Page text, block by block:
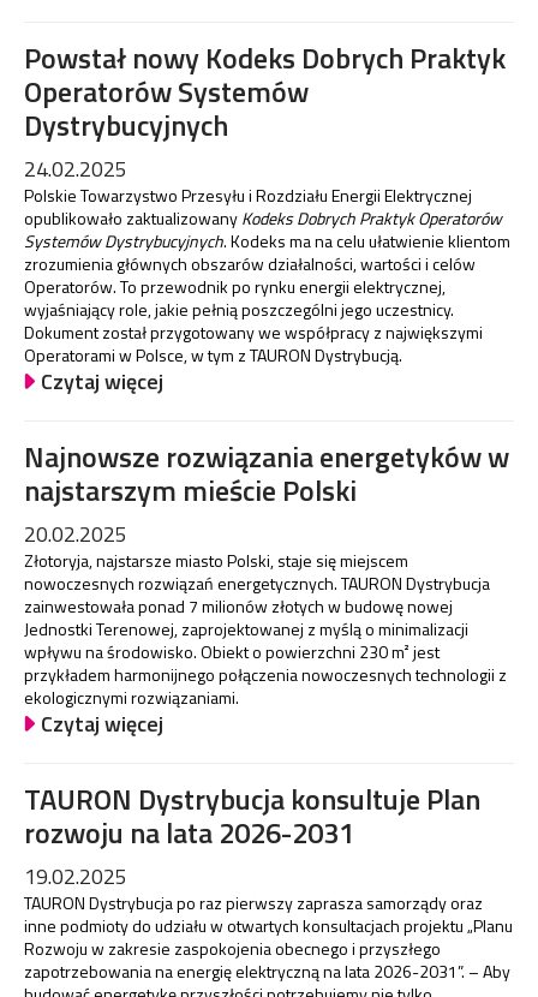
Powstał nowy Kodeks Dobrych Praktyk
Operatorów Systemów
Dystrybucyjnych
24.02.2025
Polskie Towarzystwo Przesyłu i Rozdziału Energii Elektrycznej
opublikowało zaktualizowanyKodeks Dobrych Praktyk Operatorów
Systemów Dystrybucyjnych. Kodeks ma na celu ułatwienie klientom
zrozumienia głównych obszarów działalności, wartości i celów
Operatorów. To przewodnik po rynku energii elektrycznej,
wyjaśniający role, jakie pełnią poszczególni jego uczestnicy.
Dokument został przygotowany we współpracy z największymi
Operatorami w Polsce, w tym z TAURON Dystrybucją.
Czytaj więcej
Najnowsze rozwiązania energetyków w
najstarszym mieście Polski
20.02.2025
Złotoryja, najstarsze miasto Polski, staje się miejscem
nowoczesnych rozwiązań energetycznych. TAURON Dystrybucja
zainwestowała ponad 7 milionów złotych w budowę nowej
Jednostki Terenowej, zaprojektowanej z myślą o minimalizacji
wpływu na środowisko. Obiekt o powierzchni 230 m² jest
przykładem harmonijnego połączenia nowoczesnych technologii z
ekologicznymi rozwiązaniami.
Czytaj więcej
TAURON Dystrybucja konsultuje Plan
rozwoju na lata 2026-2031
19.02.2025
TAURON Dystrybucja po raz pierwszy zaprasza samorządy oraz
inne podmioty do udziału w otwartych konsultacjach projektu „Planu
Rozwoju w zakresie zaspokojenia obecnego i przyszłego
zapotrzebowania na energię elektryczną na lata 2026-2031”. – Aby